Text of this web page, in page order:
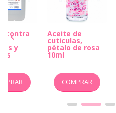
contra
y
Aceite de
cuticulas,
pétalo de rosa
10ml
COMPRAR